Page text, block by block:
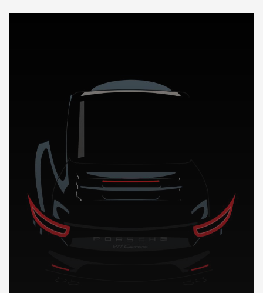
DÉCOUVREZ NOTRE IMPORTATION AUTO au Nigeria